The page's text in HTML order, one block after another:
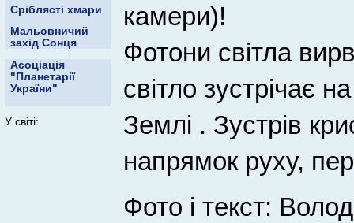
Сріблясті хмари
Мальовничий
захід Сонця
Асоціація
"Планетарії
України"
У світі:
камери)!
Фотони світла
світло зустрічає
Землі . Зустрів
напрямок руху,
Фото і текст: